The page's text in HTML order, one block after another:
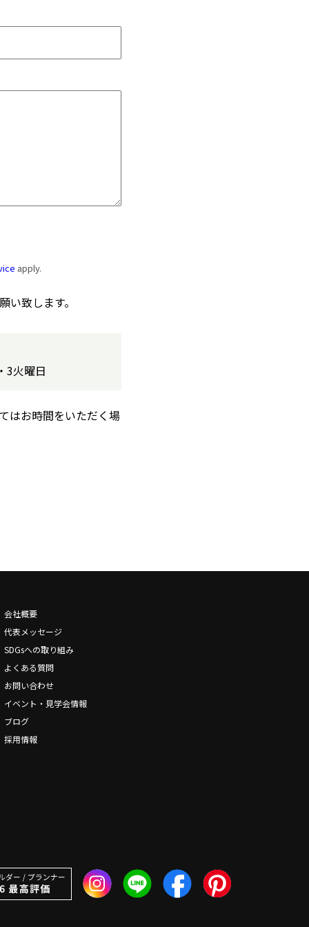
apply.
致します。
火曜日
はお時間をいただく場
会社概要
代表メッセージ
SDGsへの取り組み
よくある質問
お問い合わせ
イベント・見学会情報
ブログ
採用情報